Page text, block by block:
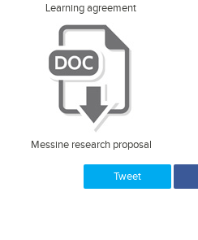
Learning agreement
Messine research proposal
Tweet